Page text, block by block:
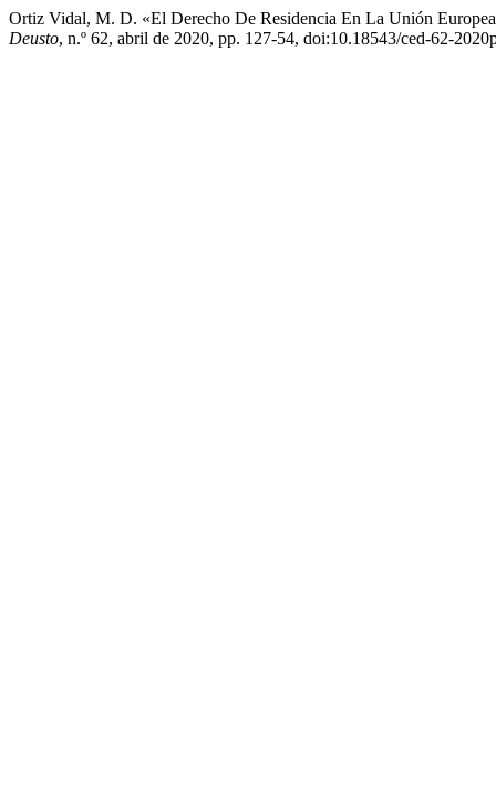
Ortiz Vidal, M. D. «El Derecho De Residencia En La Unión
Deusto, n.º 62, abril de 2020, pp. 127-54, doi:10.18543/ced-62-